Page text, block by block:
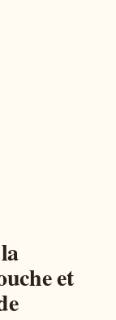
et